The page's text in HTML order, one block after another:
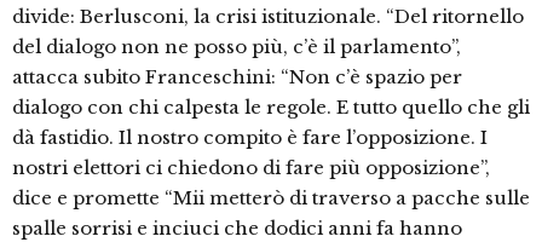
divide: Berlusconi, la crisi istituzionale. “Del ritornello
del dialogo non ne posso più, c’è il parlamento”,
attacca subito Franceschini: “Non c’è spazio per
dialogo con chi calpesta le regole. E tutto quello che gli
dà fastidio. Il nostro compito è fare l’opposizione. I
nostri elettori ci chiedono di fare più opposizione”,
dice e promette “Mii metterò di traverso a pacche sulle
spalle sorrisi e inciuci che dodici anni fa hanno